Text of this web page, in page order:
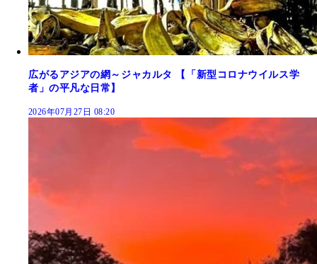
広がるアジアの網～ジャカルタ 【「新型コロナウイルス学
者」の平凡な日常】
2026年07月27日 08:20